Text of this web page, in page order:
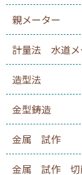
親メーター
計量法 水道
造型法
金型鋳造
金属 試作
金属 試作 切